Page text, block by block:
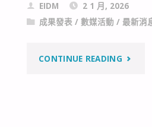
EIDM
2 1 月, 2026
成果發表 /數媒活動 / 最新消
CONTINUE READING"【成